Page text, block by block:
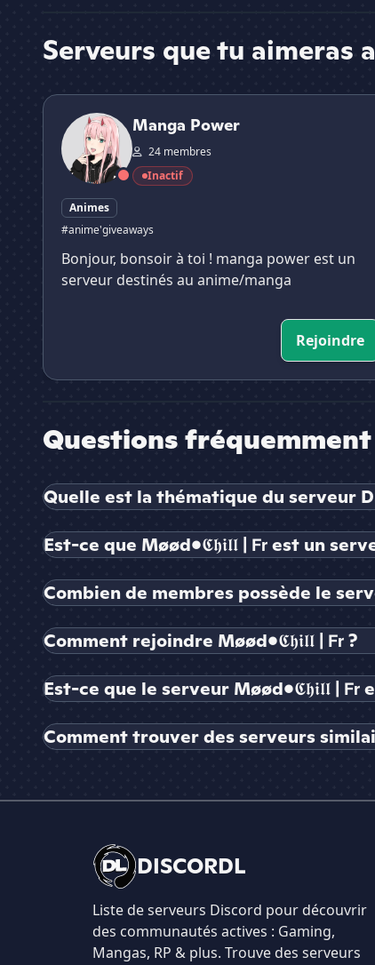
Serveurs que tu aimeras
Manga Power
Manga Power
24 membres
Inactif
Animes
#anime'giveaways
Bonjour, bonsoir à toi ! manga power est un
serveur destinés au anime/manga
Rejoindre
Questions fréquemment
Quelle est la thématique du serveur
Est-ce que Møød•𝕮𝖍𝖎𝖑𝖑 | 𝗙𝗿 est un
Combien de membres possède le
Comment rejoindre Møød•𝕮𝖍𝖎𝖑𝖑 | 𝗙𝗿 ?
Est-ce que le serveur Møød•𝕮𝖍𝖎𝖑𝖑 |
Comment trouver des serveurs
DISCORDL
Liste de serveurs Discord pour découvrir
des communautés actives : Gaming,
Mangas, RP & plus. Trouve des serveurs